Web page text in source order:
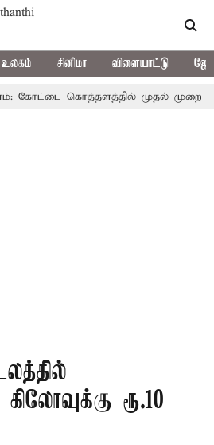
உலகம் சினிமா விளையாட்டு
கொத்தளத்தில் முதல் முறையாக
ரூ.10